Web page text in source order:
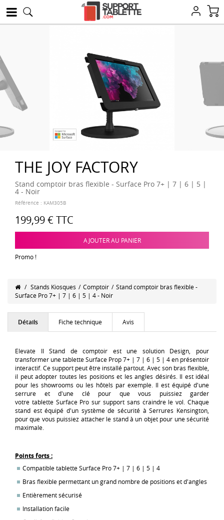
THE JOY FACTORY
Stand comptoir bras flexible - Surface Pro 7+ | 7 | 6 | 5 |
4 - Noir
Référence : KAM305B
199,99 € TTC
AJOUTER AU PANIER
Promo !
/ Stands Kiosques / Comptoir / Stand comptoir bras flexible -
Surface Pro 7+ | 7 | 6 | 5 | 4 - Noir
Détails Fiche technique Avis
Elevate II Stand de comptoir est une solution Design, pour
transformer une tablette Surface Prop7+ | 7 | 6 | 5 | 4en présentoir
interactif. Ce support peut être installé partout. Avec son bras flexible,
il peut adopter toutes les positions et les angles désirés. Il est idéal
pour les showrooms ou les hôtels par exemple. Il est équipé d'une
serrure et d'une clé pour que vous puissiez garder
votre tablette Surface Prosur support sans craindre le vol. Chaque
stand est équipé d'un système de sécurité à Serrures Kensington,
pour que vous puissiez attacher le stand à un objet pour une sécurité
maximale.
Points forts :
Compatibletablette Surface Pro 7+ | 7 | 6 | 5 | 4
Bras flexible permettant un grand nombre de positions et d'angles
Entièrement sécurisé
Installation facile